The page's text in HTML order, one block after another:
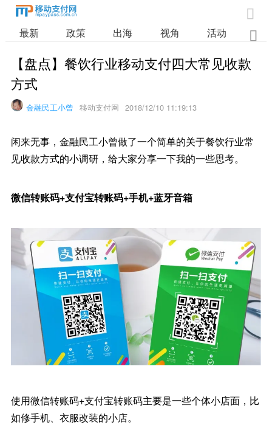

最新 政策 出海 视角 活动 业

【盘点】餐饮行业移动支付四大常见收款
方式
金融民工小曾 移动支付网 2018/12/10 11:19:13
闲来无事，金融民工小曾做了一个简单的关于餐饮行业常
见收款方式的小调研，给大家分享一下我的一些思考。
微信转账码+支付宝转账码+手机+蓝牙音箱
使用微信转账码+支付宝转账码主要是一些个体小店面，比
如修手机、衣服改装的小店。